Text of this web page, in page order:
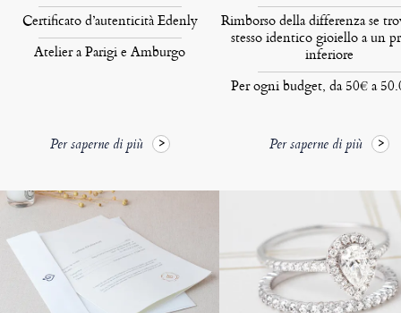
Certificato d’autenticità Edenly
Atelier a Parigi e Amburgo
Per saperne di più
Rimborso della differenza se
stesso identico gioiello a un
inferiore
Per ogni budget, da 50€ a
Per saperne di più